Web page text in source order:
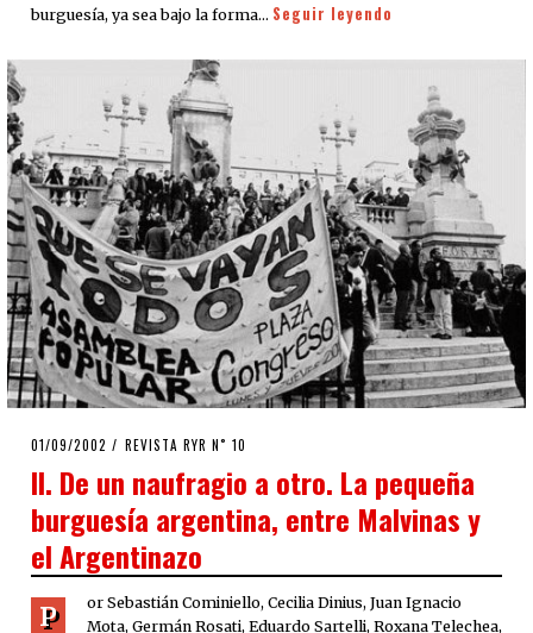
burguesía, ya sea bajo la forma… Seguir leyendo
POSTED
01/09/2002 05/05/2020
REVISTA RYR N˚ 10
II. De un naufragio a otro. La pequeña
burguesía argentina, entre Malvinas y
el Argentinazo
P
or Sebastián Cominiello, Cecilia Dinius, Juan Ignacio
Mota, Germán Rosati, Eduardo Sartelli, Roxana Telechea,